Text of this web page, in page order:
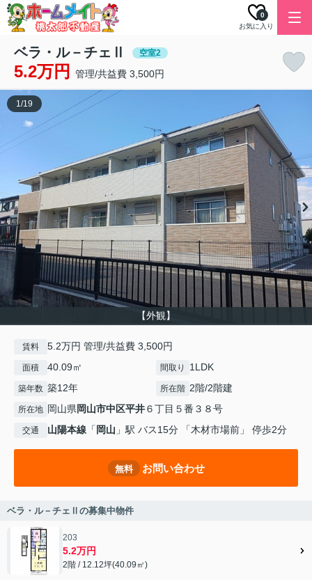
お気に入り
0
ベラ・ル－チェⅡ 空室2
5.2万円 管理/共益費 3,500円
【外観】
1/19
賃料 5.2万円 管理/共益費 3,500円
面積 40.09㎡ 間取り 1LDK
築年数 築12年 所在階 2階/2階建
所在地 岡山県岡山市中区平井６丁目５番３８号
交通 山陽本線 「 岡山 」駅 バス15分 「木材市場前」 停歩2分
無料 お問い合わせ
ベラ・ル－チェⅡの募集中物件
203
5.2万円
2階 / 12.12坪(40.09㎡)